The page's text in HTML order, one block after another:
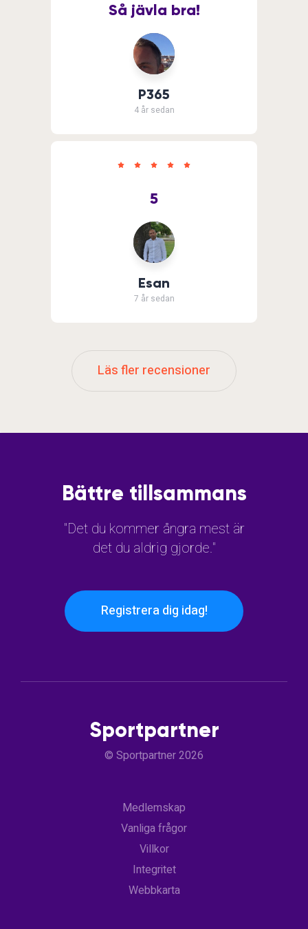
P365
4 år sedan
Så jävla bra!
Esan
7 år sedan
5
Läs fler recensioner
Bättre tillsammans
"Det du kommer ångra mest är
det du aldrig gjorde."
Registrera dig idag!
Sportpartner
© Sportpartner 2026
Medlemskap
Vanliga frågor
Villkor
Integritet
Webbkarta